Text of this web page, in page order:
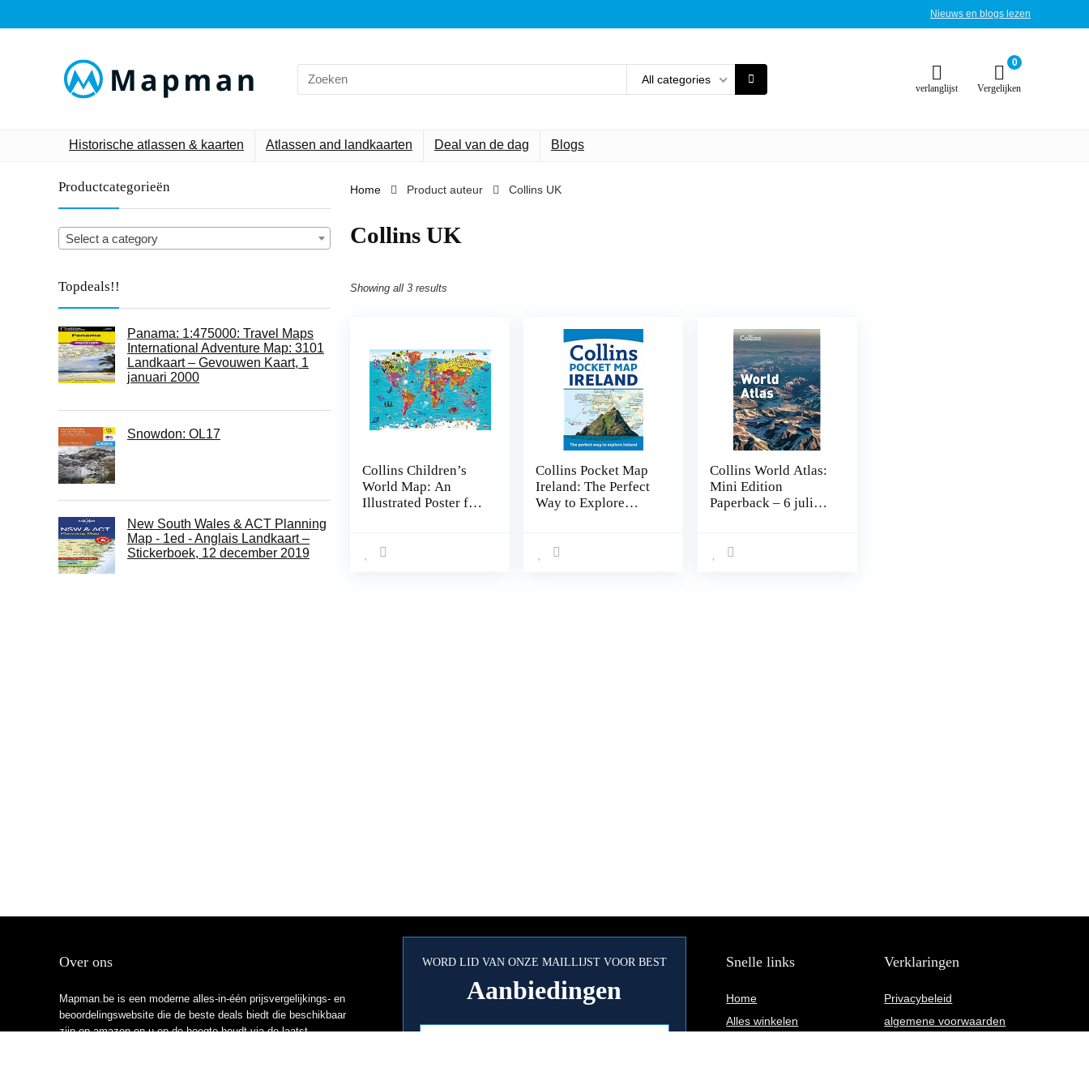
Nieuws en blogs lezen
Search
for:
All categories
verlanglijst
0
Vergelijken
Historische atlassen & kaarten Atlassen and landkaarten Deal van de dag Blogs
Productcategorieën
Select a category
Topdeals!!
Panama: 1:475000: Travel Maps
International Adventure Map: 3101
Landkaart – Gevouwen Kaart, 1
januari 2000
Snowdon: OL17
New South Wales & ACT Planning
Map - 1ed - Anglais Landkaart –
Stickerboek, 12 december 2019
Home Product auteur Collins UK
Collins UK
Showing all 3 results
Collins Children’s
World Map: An
Illustrated Poster for
1 juli 2019
Collins Pocket Map
Ireland: The Perfect
Way to Explore
mei 2018
Collins World Atlas:
Mini Edition
Paperback – 6 juli
Over ons
Mapman.be is een moderne alles-in-één prijsvergelijkings- en
beoordelingswebsite die de beste deals biedt die beschikbaar
zijn op amazon en u op de hoogte houdt via de laatst
WORD LID VAN ONZE MAILLIJST VOOR BEST
Aanbiedingen
Snelle links
Home
Alles winkelen
Verklaringen
Privacybeleid
algemene voorwaarden